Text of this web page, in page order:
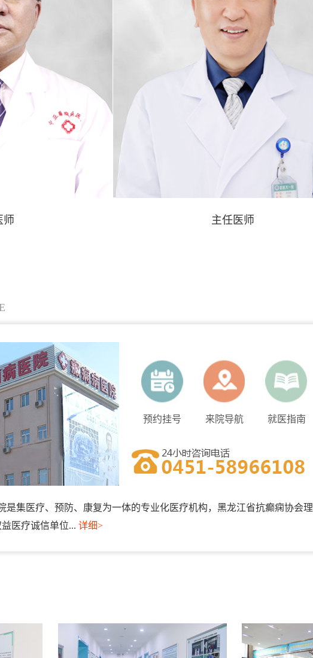
师 主任医师
预约挂号 来院导航 就医指南
是集医疗、预防、康复为一体的专业化医疗机构，黑龙江省抗癫痫协会理
医疗诚信单位... 详细>